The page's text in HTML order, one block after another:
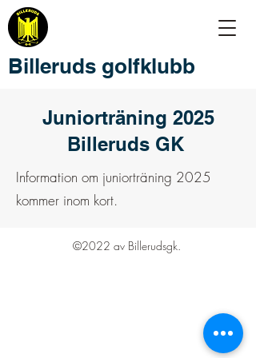
Billeruds golfklubb
Juniorträning 2025
Billeruds GK
Information om juniorträning 2025
kommer inom kort.
©2022 av Billerudsgk.